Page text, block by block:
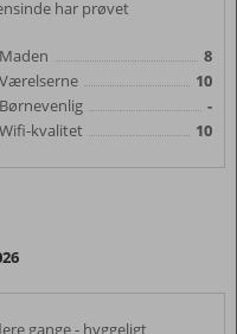
har prøvet
Maden
8
Værelserne
10
Børnevenlig
-
Wifi-kvalitet
10
gange - hyggeligt